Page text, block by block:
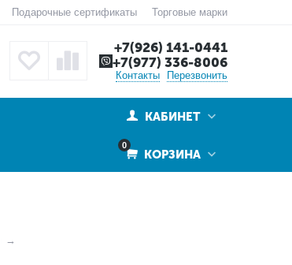
Подарочные сертификаты Торговые марки
+7(926) 141-0441
+7(977) 336-8006
Контакты Перезвонить
КАБИНЕТ
0
КОРЗИНА